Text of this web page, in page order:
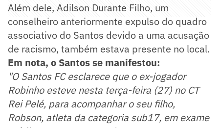
Além dele, Adilson Durante Filho, um
conselheiro anteriormente expulso do quadro
associativo do Santos devido a uma acusação
de racismo, também estava presente no local.
Em nota, o Santos se manifestou:
"O Santos FC esclarece que o ex-jogador
Robinho esteve nesta terça-feira (27) no CT
Rei Pelé, para acompanhar o seu filho,
Robson, atleta da categoria sub17, em exame